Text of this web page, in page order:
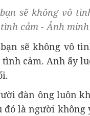
sẽ không vô
cảm - Ảnh
sẽ không vô
cảm. Anh ấy
đàn ông luôn
đó là người